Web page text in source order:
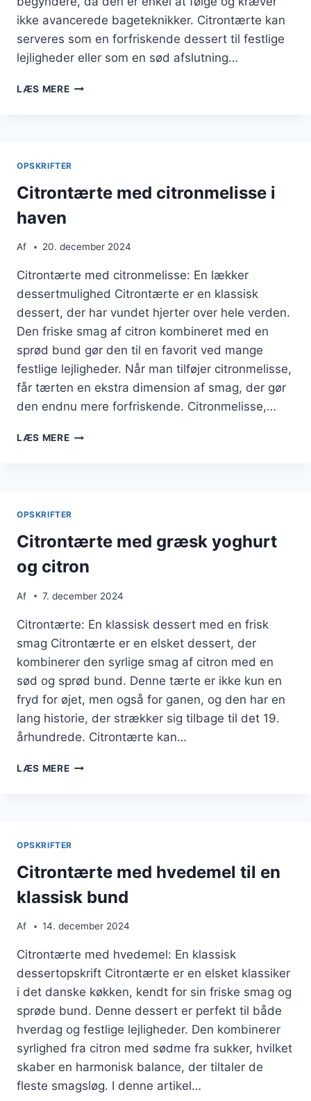
ikke avancerede bageteknikker. Citrontærte kan
serveres som en forfriskende dessert til festlige
lejligheder eller som en sød afslutning…
LÆS MERECITRONTÆRTE
OPSKRIFTER
Citrontærte med citronmelisse i
haven
Af 20. december 2024
Citrontærte med citronmelisse: En lækker
dessertmulighed Citrontærte er en klassisk
dessert, der har vundet hjerter over hele verden.
Den friske smag af citron kombineret med en
sprød bund gør den til en favorit ved mange
festlige lejligheder. Når man tilføjer citronmelisse,
får tærten en ekstra dimension af smag, der gør
den endnu mere forfriskende. Citronmelisse,…
LÆS MERECITRONTÆRTE
OPSKRIFTER
Citrontærte med græsk yoghurt
og citron
Af 7. december 2024
Citrontærte: En klassisk dessert med en frisk
smag Citrontærte er en elsket dessert, der
kombinerer den syrlige smag af citron med en
sød og sprød bund. Denne tærte er ikke kun en
fryd for øjet, men også for ganen, og den har en
lang historie, der strækker sig tilbage til det 19.
århundrede. Citrontærte kan…
LÆS MERECITRONTÆRTE
OPSKRIFTER
Citrontærte med hvedemel til en
klassisk bund
Af 14. december 2024
Citrontærte med hvedemel: En klassisk
dessertopskrift Citrontærte er en elsket klassiker
i det danske køkken, kendt for sin friske smag og
sprøde bund. Denne dessert er perfekt til både
hverdag og festlige lejligheder. Den kombinerer
syrlighed fra citron med sødme fra sukker, hvilket
skaber en harmonisk balance, der tiltaler de
fleste smagsløg. I denne artikel…